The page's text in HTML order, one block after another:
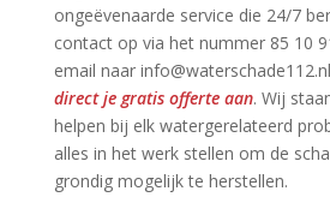
ongeëvenaarde service die 24/7
contact op via het nummer 85 10
email naar
direct je gratis offerte aan.​ Wij
helpen bij elk watergerelateerd
alles in het werk stellen om de
grondig mogelijk te herstellen.​